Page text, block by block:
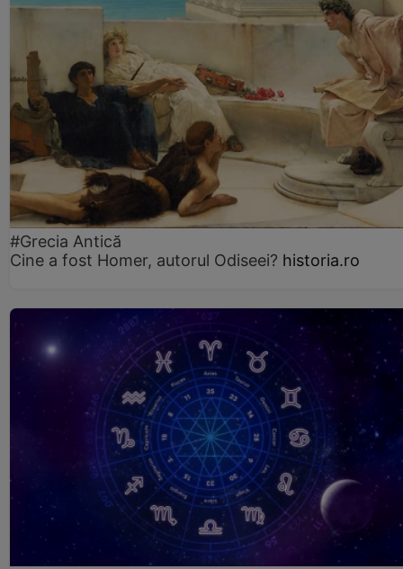
#Grecia Antică
Cine a fost Homer, autorul Odiseei? historia.ro